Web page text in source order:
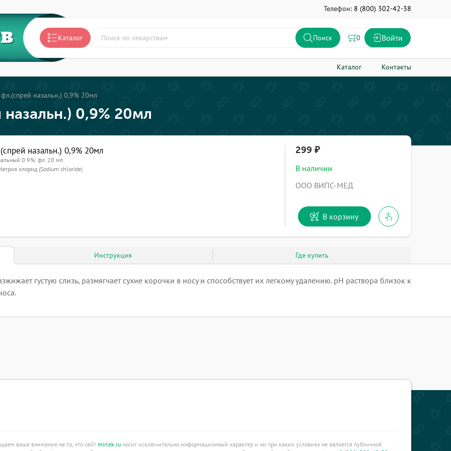
Телефон: 8 (800) 302-42-38
Каталог Поиск 0 Войти
Каталог Контакты
назальн.) 0,9% 20мл
0,9% 20мл
назальн.) 0,9% 20мл
0.9%: фл. 20 мл
хлорид (Sodium chloride)
299
В наличии
ООО ВИПС-МЕД
В корзину
Инструкция Где купить
густую слизь, размягчает сухие корочки в носу и способствует их легкому удалению. рН раствора близок к
ваше внимание на то, что сайт mirlek.ruносит исключительно информационный характер и ни при каких условиях не является публичной